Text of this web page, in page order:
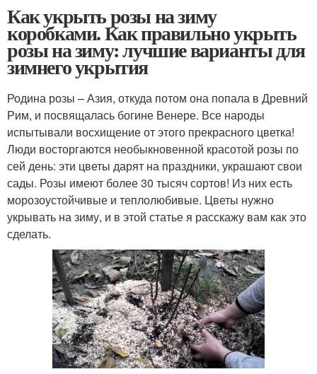
Как укрыть розы на зиму
коробками. Как правильно укрыть
розы на зиму: лучшие варианты для
зимнего укрытия
Родина розы – Азия, откуда потом она попала в Древний
Рим, и посвящалась богине Венере. Все народы
испытывали восхищение от этого прекрасного цветка!
Люди восторгаются необыкновенной красотой розы по
сей день: эти цветы дарят на праздники, украшают свои
сады. Розы имеют более 30 тысяч сортов! Из них есть
морозоустойчивые и теплолюбивые. Цветы нужно
укрывать на зиму, и в этой статье я расскажу вам как это
сделать.